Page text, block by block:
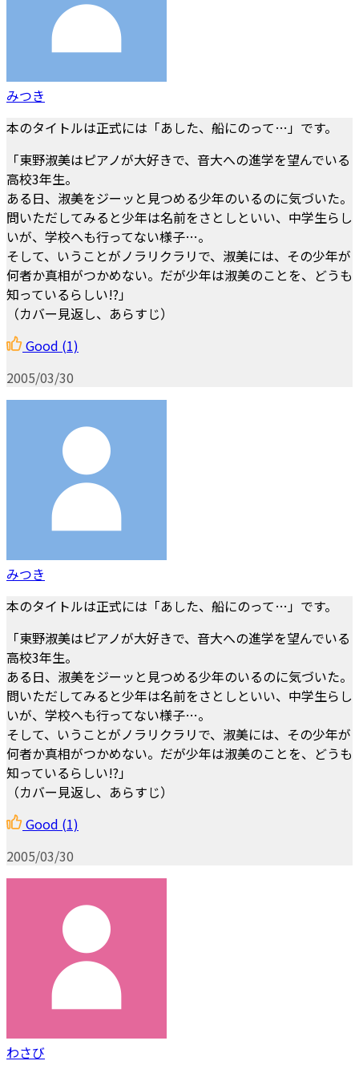
みつき
本のタイトルは正式には「あした、船にのって…」です。
「東野淑美はピアノが大好きで、音大への進学を望んでいる
高校3年生。
ある日、淑美をジーッと見つめる少年のいるのに気づいた。
問いただしてみると少年は名前をさとしといい、中学生らし
いが、学校へも行ってない様子…。
そして、いうことがノラリクラリで、淑美には、その少年が
何者か真相がつかめない。だが少年は淑美のことを、どうも
知っているらしい!?」
（カバー見返し、あらすじ）
Good (1)
2005/03/30
みつき
本のタイトルは正式には「あした、船にのって…」です。
「東野淑美はピアノが大好きで、音大への進学を望んでいる
高校3年生。
ある日、淑美をジーッと見つめる少年のいるのに気づいた。
問いただしてみると少年は名前をさとしといい、中学生らし
いが、学校へも行ってない様子…。
そして、いうことがノラリクラリで、淑美には、その少年が
何者か真相がつかめない。だが少年は淑美のことを、どうも
知っているらしい!?」
（カバー見返し、あらすじ）
Good (1)
2005/03/30
わさび